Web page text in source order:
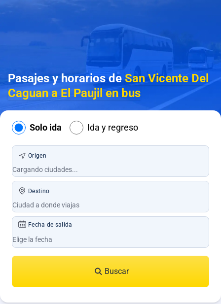
Pasajes y horarios deSan Vicente Del
Caguan a El Paujil en bus
Solo ida Ida y regreso
Origen
Destino
Fecha de salida
Buscar